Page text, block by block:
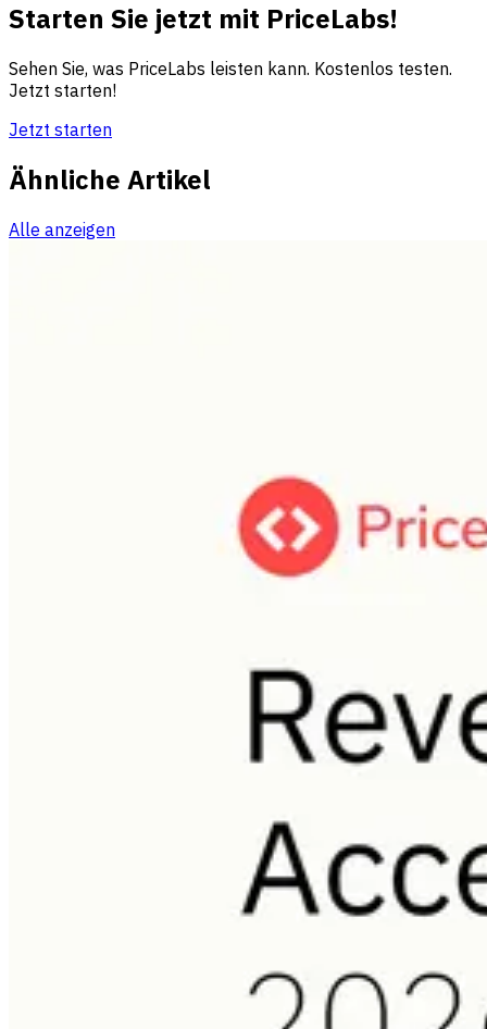
Starten Sie jetzt mit PriceLabs!
Sehen Sie, was PriceLabs leisten kann. Kostenlos testen.
Jetzt starten!
Jetzt starten
Ähnliche Artikel
Alle anzeigen